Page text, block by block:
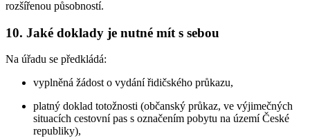
rozšířenou působností.
10. Jaké doklady je nutné mít s sebou
Na úřadu se předkládá:
vyplněná žádost o vydání řidičského průkazu,
platný doklad totožnosti (občanský průkaz, ve výjimečných
situacích cestovní pas s označením pobytu na území České
republiky),